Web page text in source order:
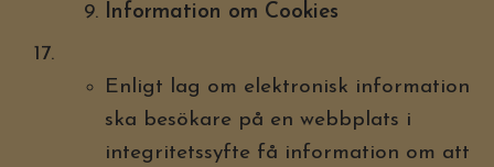
Information om Cookies
Enligt lag om elektronisk information
ska besökare på en webbplats i
integritetssyfte få information om att